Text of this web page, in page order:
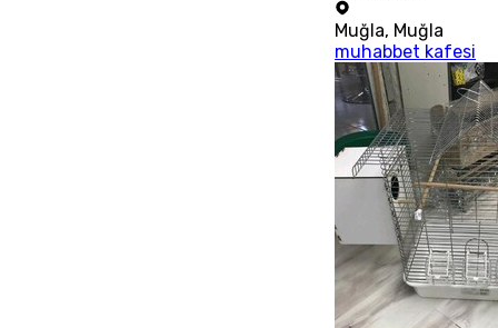
Muğla, Muğla
muhabbet kafesi